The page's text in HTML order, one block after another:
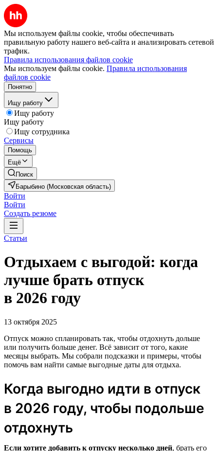
Мы используем файлы cookie, чтобы обеспечивать
правильную работу нашего веб-сайта и анализировать сетевой
трафик.
Правила использования файлов cookie
Мы используем файлы cookie. Правила использования
файлов cookie
Понятно
Ищу работу
Ищу работу
Ищу работу
Ищу сотрудника
Сервисы
Помощь
Ещё
Поиск
Барыбино (Московская область)
Войти
Войти
Создать резюме
Статьи
Отдыхаем с выгодой: когда
лучше брать отпуск
в 2026 году
13 октября 2025
Отпуск можно спланировать так, чтобы отдохнуть дольше
или получить больше денег. Всё зависит от того, какие
месяцы выбрать. Мы собрали подсказки и примеры, чтобы
помочь вам найти самые выгодные даты для отдыха.
Когда выгодно идти в отпуск
в 2026 году, чтобы подольше
отдохнуть
Если хотите добавить к отпуску несколько дней, брать его